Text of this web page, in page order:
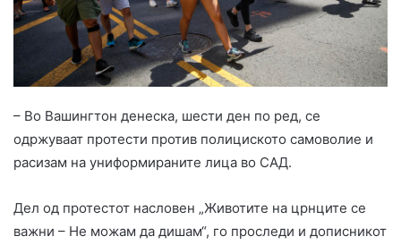
– Во Вашингтон денеска, шести ден по ред, се
одржуваат протести против полициското самоволие и
расизам на униформираните лица во САД.
Дел од протестот насловен „Животите на црнците се
важни – Не можам да дишам“, го проследи и дописникот